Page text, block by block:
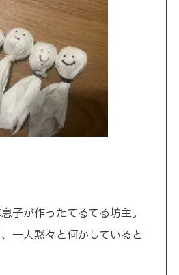
子が作ったてるてる坊主。
一人黙々と何かしていると